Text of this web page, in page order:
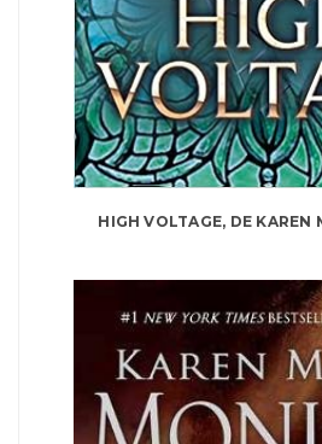
HIGH VOLTAGE, DE KAREN